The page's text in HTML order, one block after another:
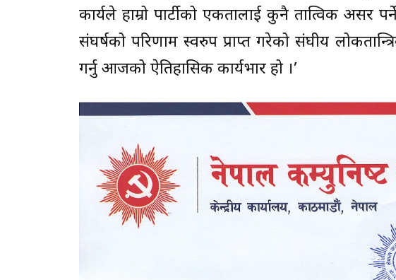
कार्यले हाम्रो पार्टीको एकतालाई कुनै तात्विक असर
संघर्षको परिणाम स्वरुप प्राप्त गरेको संघीय
गर्नु आजको ऐतिहासिक कार्यभार हो ।’